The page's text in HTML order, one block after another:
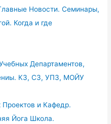
Новости. Семинары,
Когда и где
Департаментов,
КЗ, СЗ, УПЗ, МОЙУ
и Кафедр.
Йога Школа.